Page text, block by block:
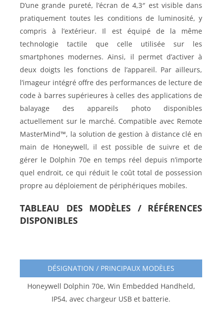
D’une grande pureté, l’écran de 4,3″ est visible dans
pratiquement toutes les conditions de luminosité, y
compris à l’extérieur. Il est équipé de la même
technologie tactile que celle utilisée sur les
smartphones modernes. Ainsi, il permet d’activer à
deux doigts les fonctions de l’appareil. Par ailleurs,
l’imageur intégré offre des performances de lecture de
code à barres supérieures à celles des applications de
balayage des appareils photo disponibles
actuellement sur le marché. Compatible avec Remote
MasterMind™, la solution de gestion à distance clé en
main de Honeywell, il est possible de suivre et de
gérer le Dolphin 70e en temps réel depuis n’importe
quel endroit, ce qui réduit le coût total de possession
propre au déploiement de périphériques mobiles.
TABLEAU DES MODÈLES / RÉFÉRENCES
DISPONIBLES
DÉSIGNATION / PRINCIPAUX MODÈLES
Honeywell Dolphin 70e, Win Embedded Handheld,
IP54, avec chargeur USB et batterie.